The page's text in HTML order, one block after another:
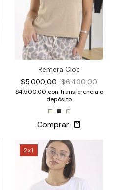
Remera Cloe
$5.000,00 $6.400,00
$4.500,00 con Transferencia o
depósito
Comprar
2x1